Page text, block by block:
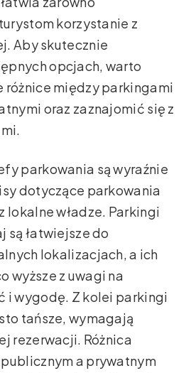
korzystanie z
Aby skutecznie
opcjach, warto
różnice między parkingami
oraz zaznajomić się z
parkowania są wyraźnie
dotyczące parkowania
lokalne władze. Parkingi
są łatwiejsze do
lokalizacjach, a ich
wyższe z uwagi na
i wygodę. Z kolei parkingi
tańsze, wymagają
rezerwacji. Różnica
a prywatnym